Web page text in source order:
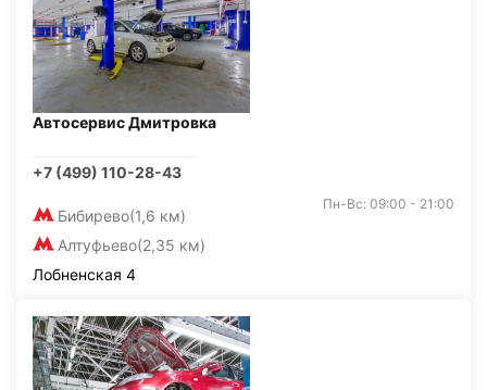
Автосервис Дмитровка
+7 (499) 110-28-43
Бибирево(1,6 км)
Алтуфьево(2,35 км)
Пн-Вс: 09:00 - 21:00
Лобненская 4